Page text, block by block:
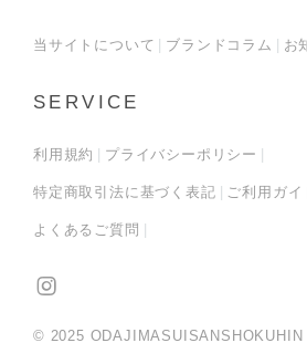
当サイトについて ブランドコラム お
SERVICE
利用規約 プライバシーポリシー
特定商取引法に基づく表記 ご利用ガイ
よくあるご質問
© 2025